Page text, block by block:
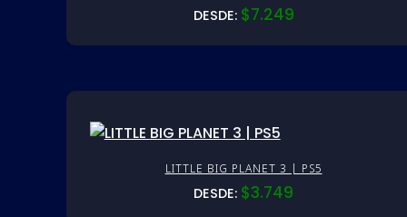
DESDE: $7.249
LITTLE BIG PLANET 3 | PS5
DESDE: $3.749